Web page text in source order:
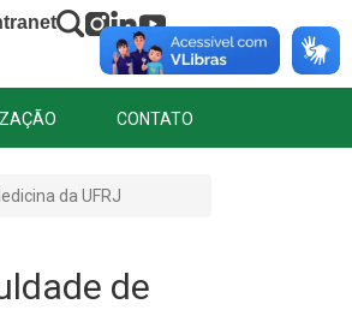
CONTATO
da UFRJ
de